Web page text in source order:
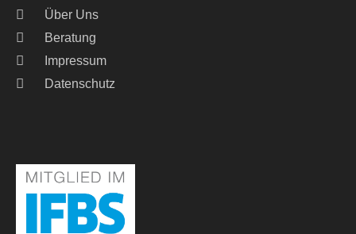
Über Uns
Beratung
Impressum
Datenschutz